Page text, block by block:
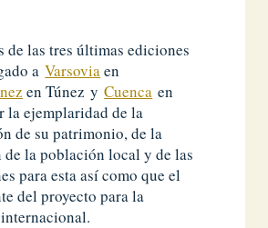
de las tres últimas ediciones
aVarsoviaen
en Túnez yCuenca en
la ejemplaridad de la
de su patrimonio, de la
la población local y de las
para esta así como que el
del proyecto para la